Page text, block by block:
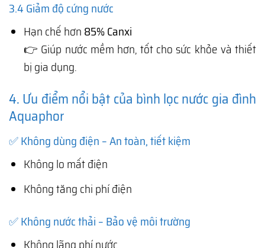
3.4 Giảm độ cứng nước
Hạn chế hơn 85% Canxi
👉 Giúp nước mềm hơn, tốt cho sức khỏe và thiết
bị gia dụng.
4. Ưu điểm nổi bật của bình lọc nước gia đình
Aquaphor
✅ Không dùng điện – An toàn, tiết kiệm
Không lo mất điện
Không tăng chi phí điện
✅ Không nước thải – Bảo vệ môi trường